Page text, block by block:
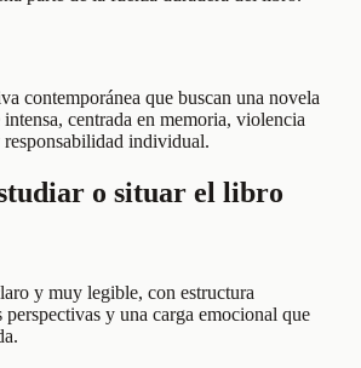
contemporánea que buscan una novela
centrada en memoria, violencia
individual.
o situar el libro
y muy legible, con estructura
y una carga emocional que